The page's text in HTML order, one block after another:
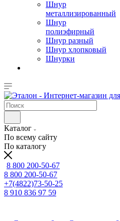
Шнур
металлизированный
Шнур
полиэфирный
Шнур разный
Шнур хлопковый
Шнурки
Каталог
По всему сайту
По каталогу
8 800 200-50-67
8 800 200-50-67
+7(4822)73-50-25
8 910 836 97 59